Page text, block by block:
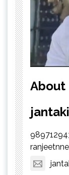
About